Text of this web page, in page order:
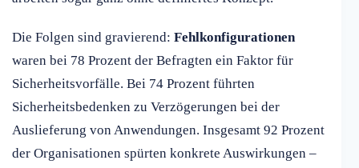
Die Folgen sind gravierend: Fehlkonfigurationen
waren bei 78 Prozent der Befragten ein Faktor für
Sicherheitsvorfälle. Bei 74 Prozent führten
Sicherheitsbedenken zu Verzögerungen bei der
Auslieferung von Anwendungen. Insgesamt 92 Prozent
der Organisationen spürten konkrete Auswirkungen –